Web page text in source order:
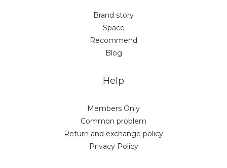
Brand story
Space
Recommend
Blog
Help
Members Only
Common problem
Return and exchange policy
Privacy Policy